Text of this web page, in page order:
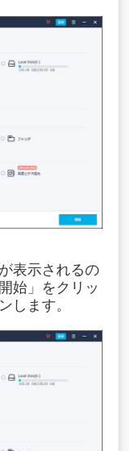
表示されるの
始」をクリッ
します。